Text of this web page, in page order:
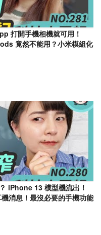
打開手機相機就可用！
竟然不能用？小米模組化
iPhone 13 模型機流出！
消息！最沒必要的手機功能